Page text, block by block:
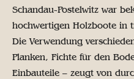
Schandau-Postelwitz war
hochwertigen Holzboote in
Die Verwendung
Planken, Fichte für den
Einbauteile – zeugt von